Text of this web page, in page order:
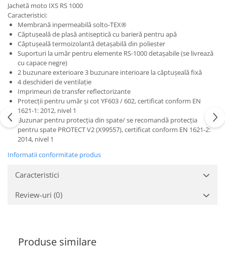
Protecții
Echipamente barbati
Pantaloni Barbati
Jachetă moto IXS RS 1000
Caracteristici:
Membrană inpermeabilă solto-TEX®
Căptuşeală de plasă antiseptică cu barieră pentru apă
Căptuşeală termoizolantă detașabilă din poliester
Suporturi la umăr pentru elemente RS-1000 detaşabile (se livrează
cu capace negre)
2 buzunare exterioare 3 buzunare interioare la căptușeală fixă
4 deschideri de ventilație
Imprimeuri de transfer reflectorizante
Protecţii pentru umăr şi cot YF603 / 602, certificat conform EN
1621-1: 2012, nivel 1
Buzunar pentru protecția din spate/ se recomandă protecţia
pentru spate PROTECT V2 (X99557), certificat conform EN 1621-2:
2014, nivel 1
Informatii conformitate produs
Caracteristici
Review-uri (0)
Produse similare